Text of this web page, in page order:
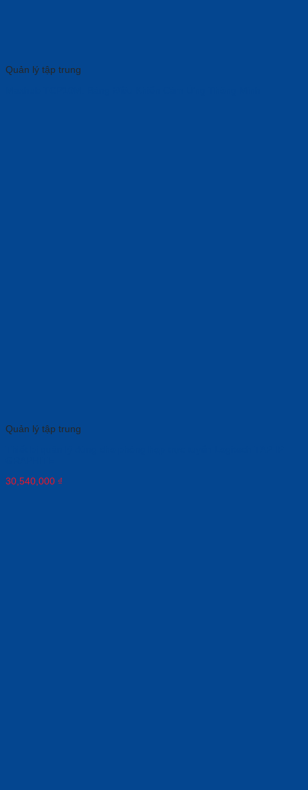
Quản lý tập trung
Quản lý tập trung
30,540,000 ₫